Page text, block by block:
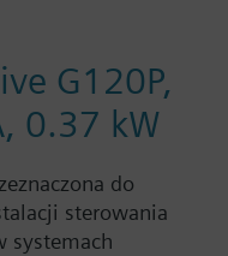
G120P,
0.37 kW
do
sterowania
systemach